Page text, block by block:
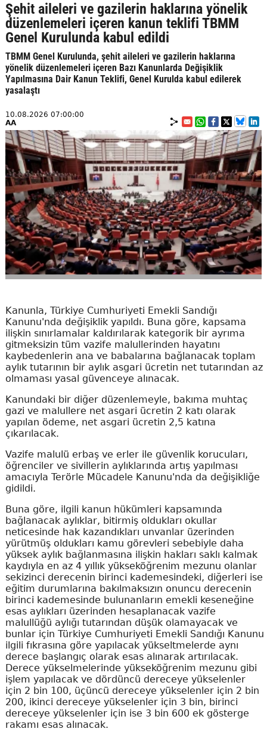
Şehit aileleri ve gazilerin haklarına yönelik
düzenlemeleri içeren kanun teklifi TBMM
Genel Kurulunda kabul edildi
TBMM Genel Kurulunda, şehit aileleri ve gazilerin haklarına
yönelik düzenlemeleri içeren Bazı Kanunlarda Değişiklik
Yapılmasına Dair Kanun Teklifi, Genel Kurulda kabul edilerek
yasalaştı
10.08.2026 07:00:00
AA
Kanunla, Türkiye Cumhuriyeti Emekli Sandığı
Kanunu'nda değişiklik yapıldı. Buna göre, kapsama
ilişkin sınırlamalar kaldırılarak kategorik bir ayrıma
gitmeksizin tüm vazife malullerinden hayatını
kaybedenlerin ana ve babalarına bağlanacak toplam
aylık tutarının bir aylık asgari ücretin net tutarından az
olmaması yasal güvenceye alınacak.
Kanundaki bir diğer düzenlemeyle, bakıma muhtaç
gazi ve malullere net asgari ücretin 2 katı olarak
yapılan ödeme, net asgari ücretin 2,5 katına
çıkarılacak.
Vazife malulü erbaş ve erler ile güvenlik korucuları,
öğrenciler ve sivillerin aylıklarında artış yapılması
amacıyla Terörle Mücadele Kanunu'nda da değişikliğe
gidildi.
Buna göre, ilgili kanun hükümleri kapsamında
bağlanacak aylıklar, bitirmiş oldukları okullar
neticesinde hak kazandıkları unvanlar üzerinden
yürütmüş oldukları kamu görevleri sebebiyle daha
yüksek aylık bağlanmasına ilişkin hakları saklı kalmak
kaydıyla en az 4 yıllık yükseköğrenim mezunu olanlar
sekizinci derecenin birinci kademesindeki, diğerleri ise
eğitim durumlarına bakılmaksızın onuncu derecenin
birinci kademesinde bulunanların emekli keseneğine
esas aylıkları üzerinden hesaplanacak vazife
malullüğü aylığı tutarından düşük olamayacak ve
bunlar için Türkiye Cumhuriyeti Emekli Sandığı Kanunu
ilgili fıkrasına göre yapılacak yükseltmelerde aynı
derece başlangıç olarak esas alınarak artırılacak.
Derece yükselmelerinde yükseköğrenim mezunu gibi
işlem yapılacak ve dördüncü dereceye yükselenler
için 2 bin 100, üçüncü dereceye yükselenler için 2 bin
200, ikinci dereceye yükselenler için 3 bin, birinci
dereceye yükselenler için ise 3 bin 600 ek gösterge
rakamı esas alınacak.